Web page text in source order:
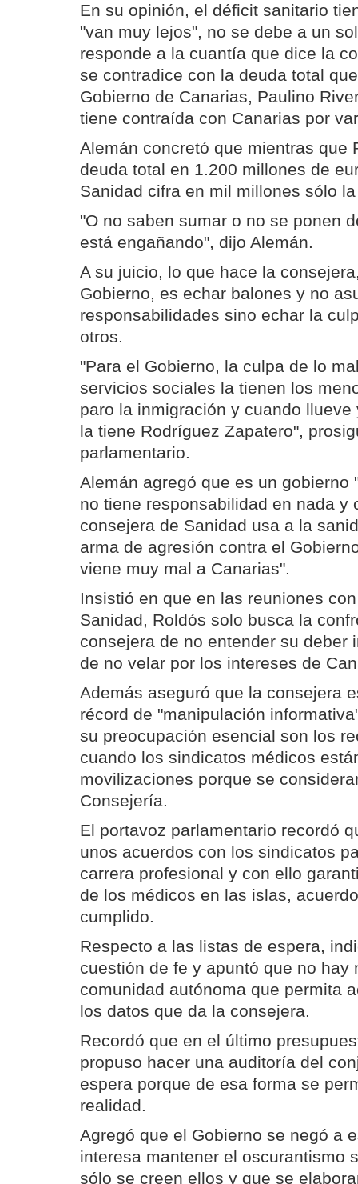
En su opinión, el déficit sanitario
"van muy lejos", no se debe a un
responde a la cuantía que dice la
se contradice con la deuda total
Gobierno de Canarias, Paulino
tiene contraída con Canarias por
Alemán concretó que mientras que
deuda total en 1.200 millones de
Sanidad cifra en mil millones sólo
"O no saben sumar o no se ponen
está engañando", dijo Alemán.
A su juicio, lo que hace la
Gobierno, es echar balones y no
responsabilidades sino echar la
otros.
"Para el Gobierno, la culpa de lo
servicios sociales la tienen los
paro la inmigración y cuando
la tiene Rodríguez Zapatero",
parlamentario.
Alemán agregó que es un gobierno
no tiene responsabilidad en nada y
consejera de Sanidad usa a la
arma de agresión contra el
viene muy mal a Canarias".
Insistió en que en las reuniones
Sanidad, Roldós solo busca la
consejera de no entender su deber
de no velar por los intereses de
Además aseguró que la consejera
récord de "manipulación
su preocupación esencial son los
cuando los sindicatos médicos
movilizaciones porque se
Consejería.
El portavoz parlamentario recordó
unos acuerdos con los sindicatos
carrera profesional y con ello
de los médicos en las islas,
cumplido.
Respecto a las listas de espera,
cuestión de fe y apuntó que no hay
comunidad autónoma que permita
los datos que da la consejera.
Recordó que en el último
propuso hacer una auditoría del
espera porque de esa forma se
realidad.
Agregó que el Gobierno se negó a
interesa mantener el oscurantismo
sólo se creen ellos y que se